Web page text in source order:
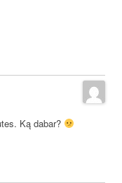
Ką dabar?